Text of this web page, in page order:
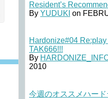
Resident’s
By YUDUKI on
Hardonize#04
TAK666!!!
By
2010
今週のオススメハー